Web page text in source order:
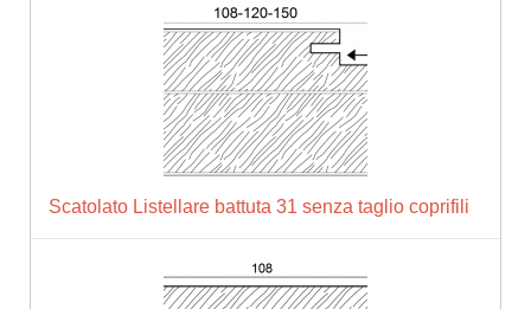
Scatolato Listellare battuta 31 senza taglio coprifili